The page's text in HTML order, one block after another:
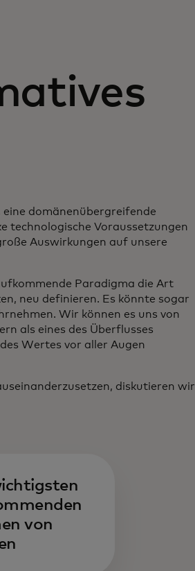
domänenübergreifende
technologische Voraussetzungen
Auswirkungen auf unsere
Paradigma die Art
neu definieren. Es könnte sogar
Wir können es uns von
als eines des Überflusses
Wertes vor aller Augen
diskutieren wir
von